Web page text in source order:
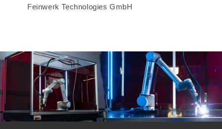
Feinwerk Technologies GmbH